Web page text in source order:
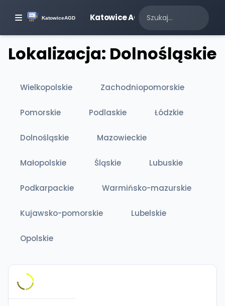
Katowice AGD
Lokalizacja: Dolnośląskie
Wielkopolskie Zachodniopomorskie
Pomorskie Podlaskie Łódzkie
Dolnośląskie Mazowieckie
Małopolskie Śląskie Lubuskie
Podkarpackie Warmińsko-mazurskie
Kujawsko-pomorskie Lubelskie
Opolskie